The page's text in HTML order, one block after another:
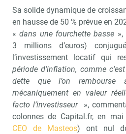
Sa solide dynamique de
en hausse de 50 % prévue en
«dans une fourchette basse
3 millions d’euros)
l’investissement locatif qui
période d’inflation, comme
dette que l’on
mécaniquement en valeur
facto l’investisseur
»,
colonnes de Capital.fr, en mai
CEO de Masteos) ont nul